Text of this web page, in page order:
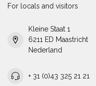
For locals and visitors
Kleine Staat 1
6211 ED Maastricht
Nederland
+ 31 (0)43 325 21 21